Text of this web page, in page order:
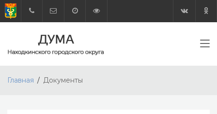
Главная Документы